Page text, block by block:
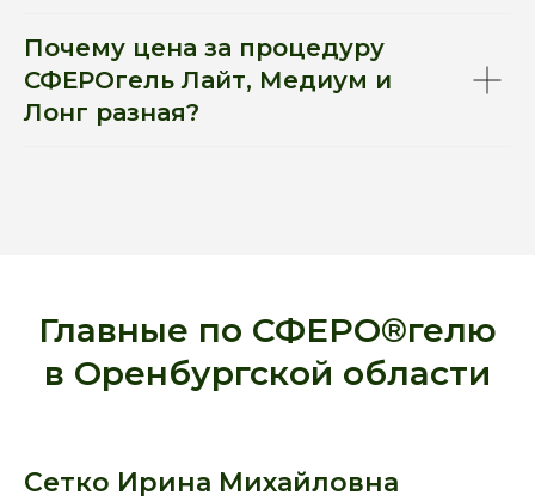
Почему цена за процедуру
СФЕРОгель Лайт, Медиум и
Лонг разная?
Главные по СФЕРО®гелю
в Оренбургской области
Сетко Ирина Михайловна